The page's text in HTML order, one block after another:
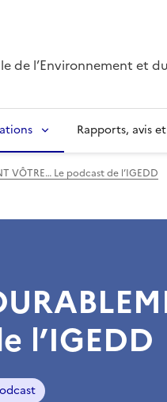
de l’Environnement et
Rapports, avis
VÔTRE… Le podcast de l’IGEDD
l’IGEDD